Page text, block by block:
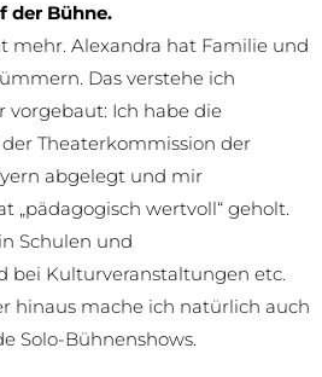
der Bühne.
mehr. Alexandra hat Familie und
Das verstehe ich
vorgebaut: Ich habe die
Theaterkommission der
abgelegt und mir
„pädagogisch wertvoll“ geholt.
Schulen und
bei Kulturveranstaltungen etc.
hinaus mache ich natürlich auch
Solo-Bühnenshows.